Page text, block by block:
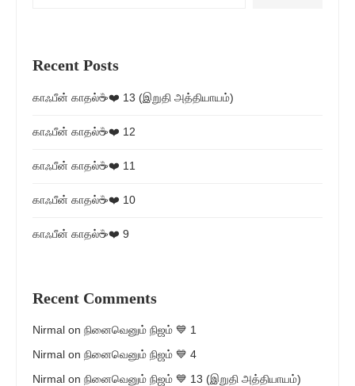
Recent Posts
காஃபீன் காதல்☕❤️ 13 (இறுதி அத்தியாயம்)
காஃபீன் காதல்☕❤️ 12
காஃபீன் காதல்☕❤️ 11
காஃபீன் காதல்☕❤️ 10
காஃபீன் காதல்☕❤️ 9
Recent Comments
Nirmal on நினைவெனும் நிஜம் 💙 1
Nirmal on நினைவெனும் நிஜம் 💙 4
Nirmal on நினைவெனும் நிஜம் 💙 13 (இறுதி அத்தியாயம்)